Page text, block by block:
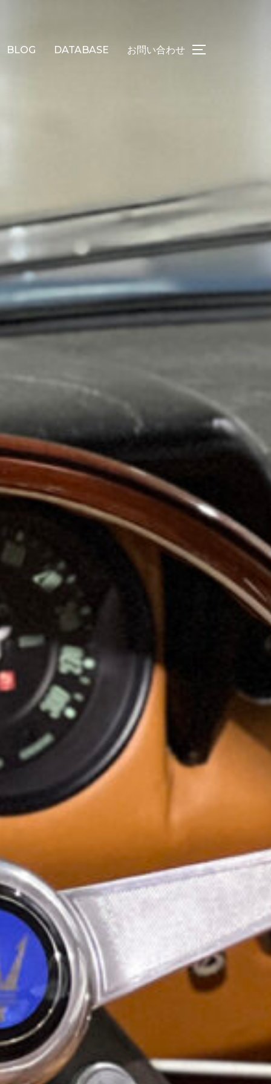
BLOG DATABASE お問い合わせ サイドバーと